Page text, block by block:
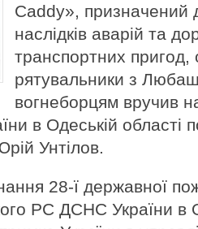
Caddy», призначений
наслідків аварій та
транспортних пригод,
рятувальники з
вогнеборцям вручив
в Одеській області
Унтілов.
28-ї державної
РС ДСНС України в